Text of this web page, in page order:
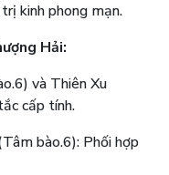
kinh phong mạn.
Hải:
và Thiên Xu
cấp tính.
bào.6): Phối hợp